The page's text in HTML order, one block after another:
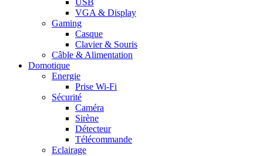
VGA & Display
Gaming
Casque
Clavier & Souris
Câble & Alimentation
Domotique
Energie
Prise Wi-Fi
Sécurité
Caméra
Sirène
Détecteur
Télécommande
Eclairage